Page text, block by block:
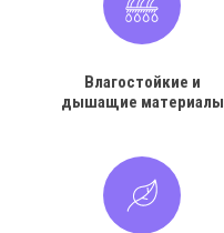
Влагостойкие и
дышащие материалы